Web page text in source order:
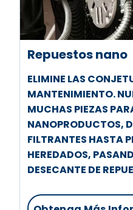
Repuestos nano
ELIMINE LAS
MANTENIMIENTO.
MUCHAS PIEZAS
NANOPRODUCTOS,
FILTRANTES HASTA
HEREDADOS,
DESECANTE DE